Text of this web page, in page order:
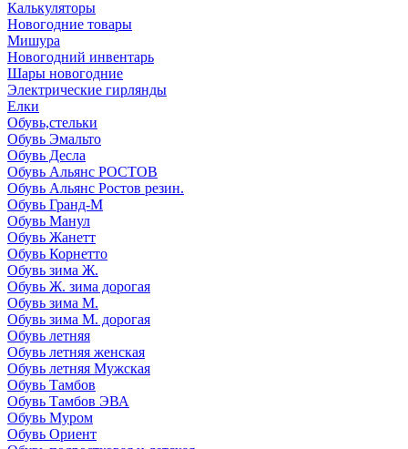
Калькуляторы
Новогодние товары
Мишура
Новогодний инвентарь
Шары новогодние
Электрические гирлянды
Елки
Обувь,стельки
Обувь Эмальто
Обувь Десла
Обувь Альянс РОСТОВ
Обувь Альянс Ростов резин.
Обувь Гранд-М
Обувь Манул
Обувь Жанетт
Обувь Корнетто
Обувь зима Ж.
Обувь Ж. зима дорогая
Обувь зима М.
Обувь зима М. дорогая
Обувь летняя
Обувь летняя женская
Обувь летняя Мужская
Обувь Тамбов
Обувь Тамбов ЭВА
Обувь Муром
Обувь Ориент